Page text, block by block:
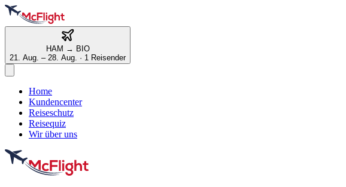
HAM → BIO
21. Aug. – 28. Aug. · 1 Reisender
Home
Kundencenter
Reiseschutz
Reisequiz
Wir über uns